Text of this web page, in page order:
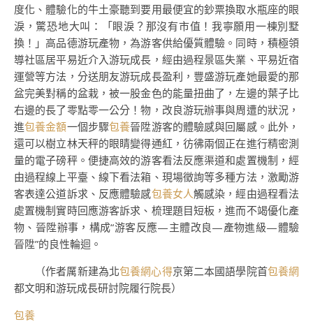
度化、體驗化的牛土豪聽到要用最便宜的鈔票換取水瓶座的眼
淚，驚恐地大叫：「眼淚？那沒有市值！我寧願用一棟別墅
換！」高品德游玩產物，為游客供給優質體驗。同時，積極領
導社區居平易近介入游玩成長，經由過程景區失業、平易近宿
運營等方法，分送朋友游玩成長盈利，豐盛游玩產她最愛的那
盆完美對稱的盆栽，被一股金色的能量扭曲了，左邊的葉子比
右邊的長了零點零一公分！物，改良游玩辦事與周遭的狀況，
進包養金額一個步驟包養晉陞游客的體驗感與回屬感。此外，
還可以樹立林天秤的眼睛變得通紅，彷彿兩個正在進行精密測
量的電子磅秤。便捷高效的游客看法反應渠道和處置機制，經
由過程線上平臺、線下看法箱、現場徵詢等多種方法，激勵游
客表達公道訴求、反應體驗感包養女人觸感染，經由過程看法
處置機制實時回應游客訴求、梳理題目短板，進而不竭優化產
物、晉陞辦事，構成“游客反應—主體改良—產物進級—體驗
晉陞”的良性輪迴。
（作者厲新建為北包養網心得京第二本國語學院首包養網
都文明和游玩成長研討院履行院長）
包養